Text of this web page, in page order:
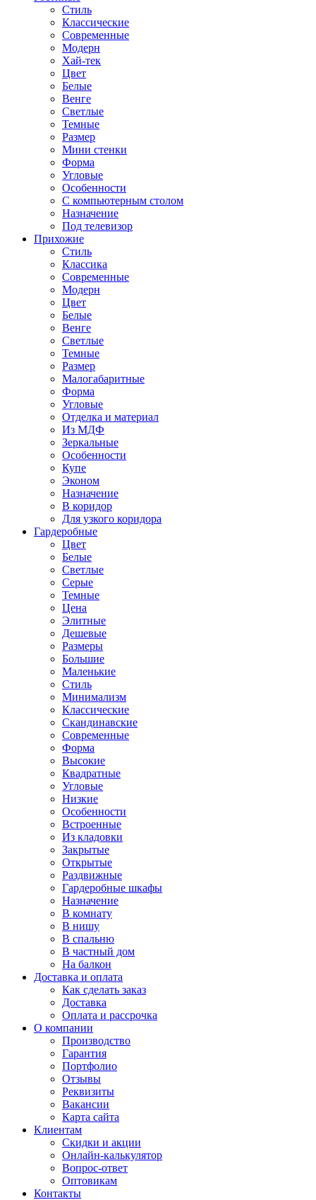
Стиль
Классические
Современные
Модерн
Хай-тек
Цвет
Белые
Венге
Светлые
Темные
Размер
Мини стенки
Форма
Угловые
Особенности
С компьютерным столом
Назначение
Под телевизор
Прихожие
Стиль
Классика
Современные
Модерн
Цвет
Белые
Венге
Светлые
Темные
Размер
Малогабаритные
Форма
Угловые
Отделка и материал
Из МДФ
Зеркальные
Особенности
Купе
Эконом
Назначение
В коридор
Для узкого коридора
Гардеробные
Цвет
Белые
Светлые
Серые
Темные
Цена
Элитные
Дешевые
Размеры
Большие
Маленькие
Стиль
Минимализм
Классические
Скандинавские
Современные
Форма
Высокие
Квадратные
Угловые
Низкие
Особенности
Встроенные
Из кладовки
Закрытые
Открытые
Раздвижные
Гардеробные шкафы
Назначение
В комнату
В нишу
В спальню
В частный дом
На балкон
Доставка и оплата
Как сделать заказ
Доставка
Оплата и рассрочка
О компании
Производство
Гарантия
Портфолио
Отзывы
Реквизиты
Вакансии
Карта сайта
Клиентам
Скидки и акции
Онлайн-калькулятор
Вопрос-ответ
Оптовикам
Контакты